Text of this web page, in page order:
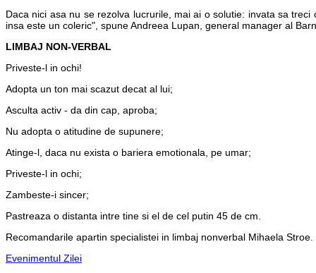
Daca nici asa nu se rezolva lucrurile, mai ai o solutie: invata sa
insa este un coleric", spune Andreea Lupan, general manager al
LIMBAJ NON-VERBAL
Priveste-l in ochi!
Adopta un ton mai scazut decat al lui;
Asculta activ - da din cap, aproba;
Nu adopta o atitudine de supunere;
Atinge-l, daca nu exista o bariera emotionala, pe umar;
Priveste-l in ochi;
Zambeste-i sincer;
Pastreaza o distanta intre tine si el de cel putin 45 de cm.
Recomandarile apartin specialistei in limbaj nonverbal Mihaela Stroe.
Evenimentul Zilei